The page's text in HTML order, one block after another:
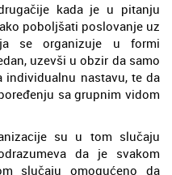
kada je u pitanju
poboljšati poslovanje uz
se organizuje u formi
uzevši u obzir da samo
individualnu nastavu, te da
sa grupnim vidom
su u tom slučaju
da je svakom
slučaju omogućeno da